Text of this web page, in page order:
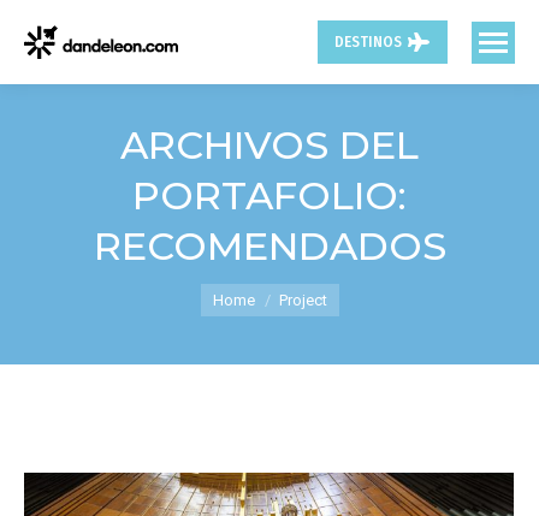
DESTINOS
ARCHIVOS DEL
PORTAFOLIO:
RECOMENDADOS
You are here:
Home Project